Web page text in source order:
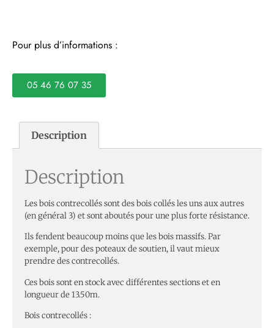
Pour plus d’informations :
05 46 76 07 35
Description
Description
Les bois contrecollés sont des bois collés les uns aux autres
(en général 3) et sont aboutés pour une plus forte résistance.
Ils fendent beaucoup moins que les bois massifs. Par
exemple, pour des poteaux de soutien, il vaut mieux
prendre des contrecollés.
Ces bois sont en stock avec différentes sections et en
longueur de 13.50m.
Bois contrecollés :